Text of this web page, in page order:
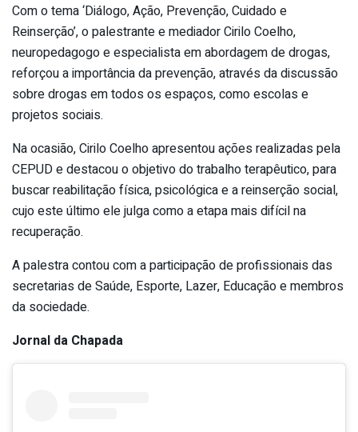
Com o tema ‘Diálogo, Ação, Prevenção, Cuidado e
Reinserção’, o palestrante e mediador Cirilo Coelho,
neuropedagogo e especialista em abordagem de drogas,
reforçou a importância da prevenção, através da discussão
sobre drogas em todos os espaços, como escolas e
projetos sociais.
Na ocasião, Cirilo Coelho apresentou ações realizadas pela
CEPUD e destacou o objetivo do trabalho terapêutico, para
buscar reabilitação física, psicológica e a reinserção social,
cujo este último ele julga como a etapa mais difícil na
recuperação.
A palestra contou com a participação de profissionais das
secretarias de Saúde, Esporte, Lazer, Educação e membros
da sociedade.
Jornal da Chapada